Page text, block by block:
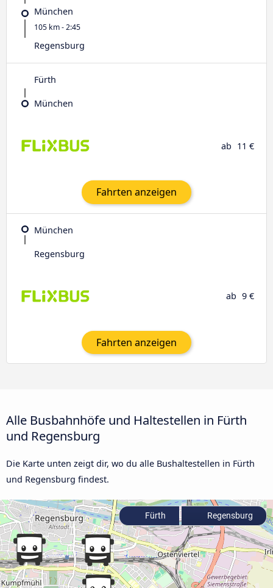
München
105 km - 2:45
Regensburg
Fürth
München
ab 11 €
Fahrten anzeigen
München
Regensburg
ab 9 €
Fahrten anzeigen
Alle Busbahnhöfe und Haltestellen in Fürth
und Regensburg
Die Karte unten zeigt dir, wo du alle Bushaltestellen in Fürth
und Regensburg findest.
Fürth Regensburg